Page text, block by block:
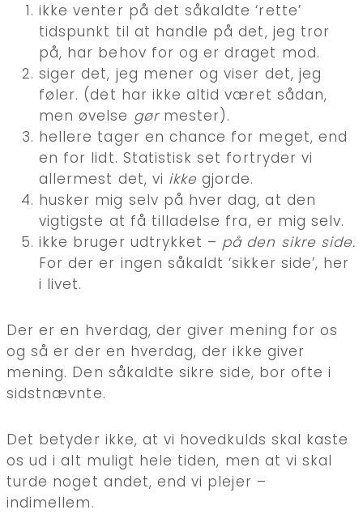
ikke venter på det såkaldte ‘rette’
tidspunkt til at handle på det, jeg tror
på, har behov for og er draget mod.
siger det, jeg mener og viser det, jeg
føler. (det har ikke altid været sådan,
men øvelse gørmester).
hellere tager en chance for meget, end
en for lidt. Statistisk set fortryder vi
allermest det, vi ikkegjorde.
husker mig selv på hver dag, at den
vigtigste at få tilladelse fra, er mig selv.
ikke bruger udtrykket – på den sikre side.
For der er ingen såkaldt ‘sikker side’, her
i livet.
Der er en hverdag, der giver mening for os
og så er der en hverdag, der ikke giver
mening. Den såkaldte sikre side, bor ofte i
sidstnævnte.
Det betyder ikke, at vi hovedkulds skal kaste
os ud i alt muligt hele tiden, men at vi skal
turde noget andet, end vi plejer –
indimellem.